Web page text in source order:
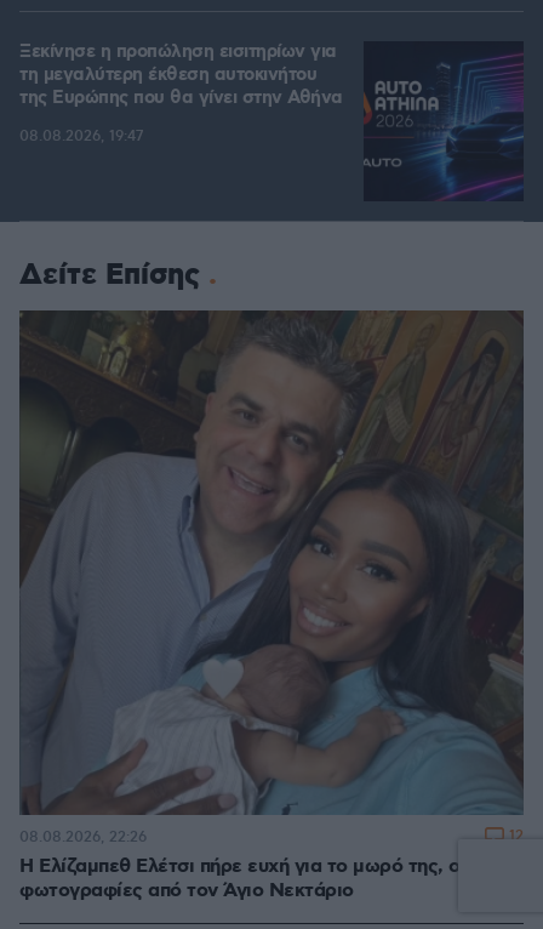
Ξεκίνησε η προπώληση εισιτηρίων για
τη μεγαλύτερη έκθεση αυτοκινήτου
της Ευρώπης που θα γίνει στην Αθήνα
08.08.2026, 19:47
Δείτε Επίσης
Η Ελίζαμπεθ Ελέτσι πήρε ευχή για το μωρό της, οι
φωτογραφίες από τον Άγιο Νεκτάριο
08.08.2026, 22:26 12